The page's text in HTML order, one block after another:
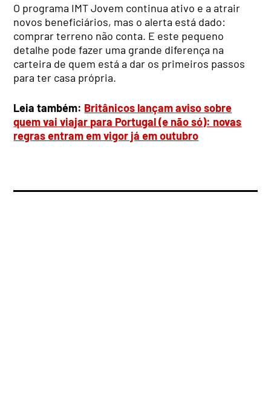
O programa IMT Jovem continua ativo e a atrair
novos beneficiários, mas o alerta está dado:
comprar terreno não conta. E este pequeno
detalhe pode fazer uma grande diferença na
carteira de quem está a dar os primeiros passos
para ter casa própria.
Leia também: Britânicos lançam aviso sobre
quem vai viajar para Portugal (e não só): novas
regras entram em vigor já em outubro